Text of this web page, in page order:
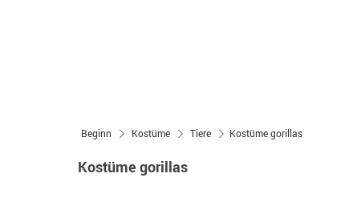
Beginn Kostüme Tiere Kostüme gorillas
Kostüme gorillas